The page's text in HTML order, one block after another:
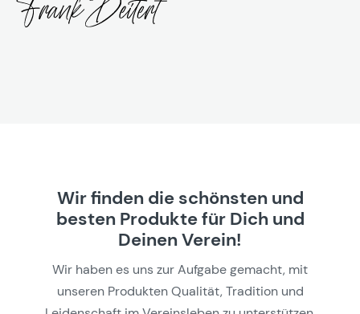
Wir finden die schönsten und
besten Produkte für Dich und
Deinen Verein!
Wir haben es uns zur Aufgabe gemacht, mit
unseren Produkten Qualität, Tradition und